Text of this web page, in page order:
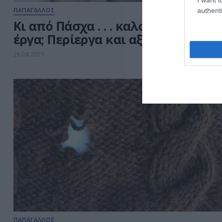
ΠΑΠΑΓΑΛΛΟΣ
Κι από Πάσχα . . . καλοκαίρι! Και από
έργα; Περίεργα και αξιοπερίεργα!
26.04.2021
ΠΑΠΑΓΑΛΛΟΣ